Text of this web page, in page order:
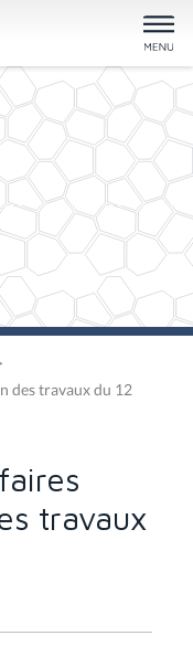
des travaux du 12
travaux